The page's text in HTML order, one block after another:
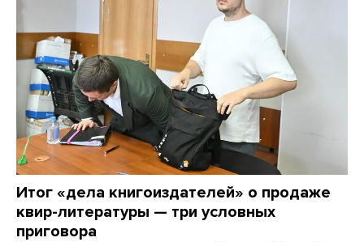
Итог «дела книгоиздателей» о продаже
квир-литературы — три условных
приговора